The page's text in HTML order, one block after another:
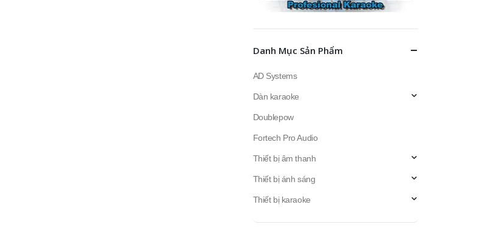
Danh Mục Sản Phẩm
AD Systems
Dàn karaoke
Doublepow
Fortech Pro Audio
Thiết bị âm thanh
Thiết bị ánh sáng
Thiết bị karaoke